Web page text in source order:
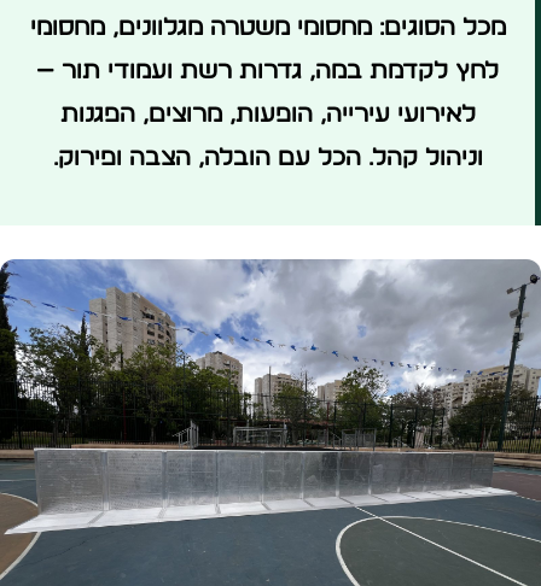
מכל הסוגים: מחסומי משטרה מגלוונים, מחסומי
לחץ לקדמת במה, גדרות רשת ועמודי תור —
לאירועי עירייה, הופעות, מרוצים, הפגנות
וניהול קהל. הכל עם הובלה, הצבה ופירוק.